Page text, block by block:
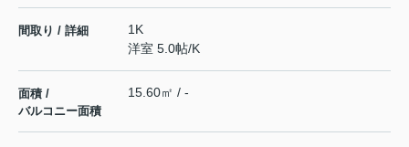
間取り / 詳細
1K
洋室 5.0帖/K
面積 /
バルコニー面積
15.60㎡ / -